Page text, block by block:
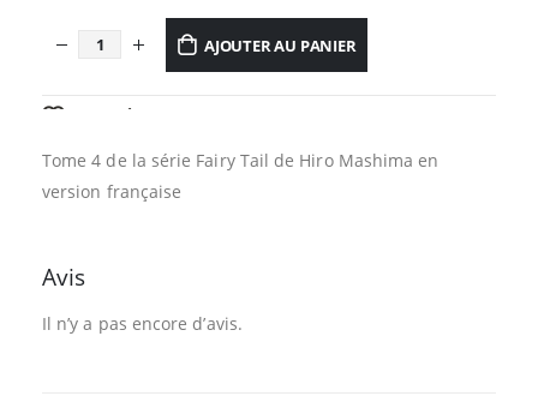
AJOUTER AU PANIER
Tome 4 de la série Fairy Tail de Hiro Mashima en
version française
Avis
Il n’y a pas encore d’avis.